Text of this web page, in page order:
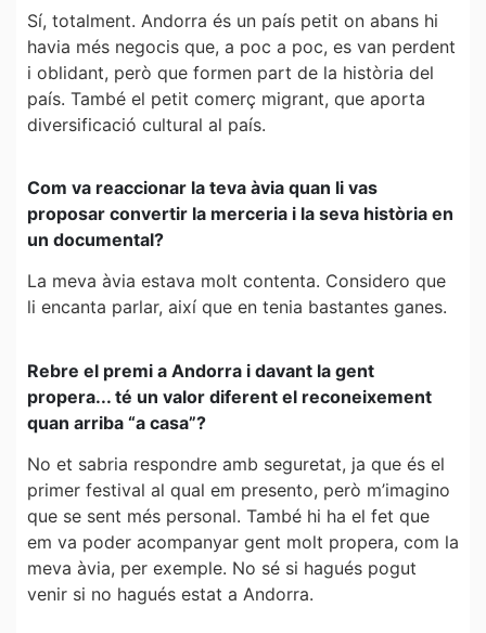
Sí, totalment. Andorra és un país petit on abans hi
havia més negocis que, a poc a poc, es van perdent
i oblidant, però que formen part de la història del
país. També el petit comerç migrant, que aporta
diversificació cultural al país.
Com va reaccionar la teva àvia quan li vas
proposar convertir la merceria i la seva història en
un documental?
La meva àvia estava molt contenta. Considero que
li encanta parlar, així que en tenia bastantes ganes.
Rebre el premi a Andorra i davant la gent
propera... té un valor diferent el reconeixement
quan arriba “a casa”?
No et sabria respondre amb seguretat, ja que és el
primer festival al qual em presento, però m’imagino
que se sent més personal. També hi ha el fet que
em va poder acompanyar gent molt propera, com la
meva àvia, per exemple. No sé si hagués pogut
venir si no hagués estat a Andorra.